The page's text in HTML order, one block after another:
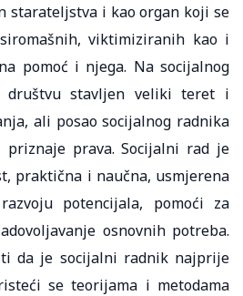
starateljstva i kao organ koji se
viktimiziranih kao i
pomoć i njega. Na socijalnog
društvu stavljen veliki teret i
ali posao socijalnog radnika
prava. Socijalni rad je
praktična i naučna, usmjerena
potencijala, pomoći za
osnovnih potreba.
da je socijalni radnik najprije
se teorijama i metodama